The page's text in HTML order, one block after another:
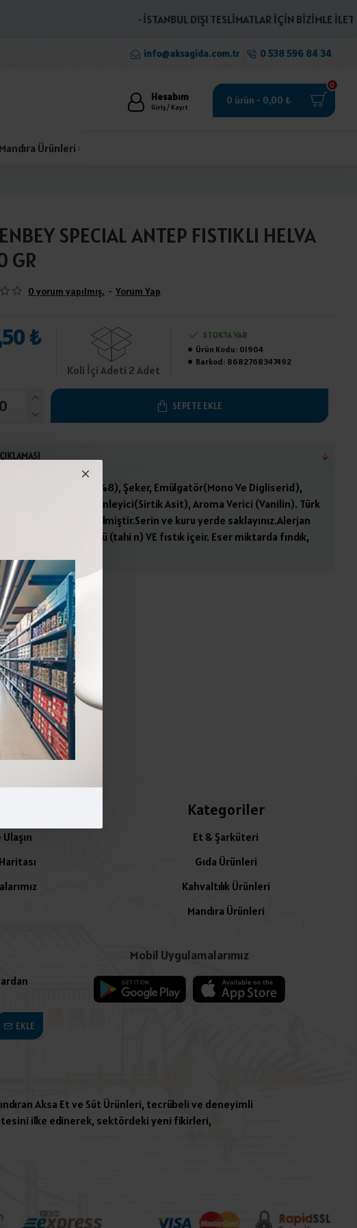
· İSTANBUL DIŞI TESLİMATLAR İÇİN BİZİMLE
info@aksagida.com.tr 0 538 596 84 34
Hesabım
Giriş / Kayıt
0 ürün - 0,00 ₺
0
Mandıra Ürünleri
SPECIAL ANTEP FISTIKLI HELVA
GR
0 yorum yapılmış. - Yorum Yap
₺
Koli İçi Adeti 2 Adet
STOKTA VAR
Ürün Kodu: 01904
Barkod: 8682768347492
SEPETE EKLE
(%57), antepfıstığı (%8), Şeker, Emülgatör(Mono Ve Digliserid),
Ekstratı, Asitlik Düzenleyici(Sirtik Asit), Aroma Verici (Vanilin). Türk
uygun üretilmiştir.Serin ve kuru yerde saklayınız.Alerjan
Susam tohumu ürünü (tahi n) VE fıstık içeir. Eser miktarda fındık,
badem içerebilir.
Ulaşın
Kategoriler
Et & Şarküteri
Gıda Ürünleri
Kahvaltılık Ürünleri
Mandıra Ürünleri
EKLE
Mobil Uygulamalarımız
Aksa Et ve Süt Ürünleri, tecrübeli ve deneyimli
ilke edinerek, sektördeki yeni fikirleri,